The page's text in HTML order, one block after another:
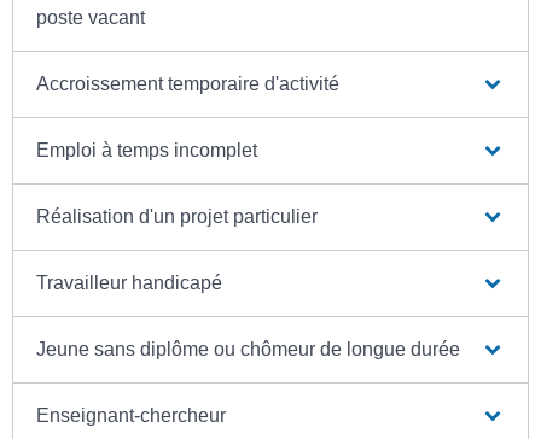
poste vacant
Accroissement temporaire d'activité
Emploi à temps incomplet
Réalisation d'un projet particulier
Travailleur handicapé
Jeune sans diplôme ou chômeur de longue durée
Enseignant-chercheur